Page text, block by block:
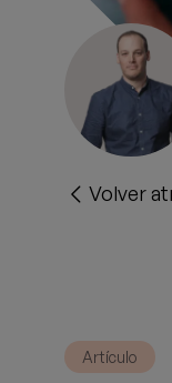
Volver
Artículo